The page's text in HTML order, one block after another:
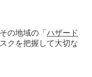
の地域の「 ハザード
クを把握して大切な